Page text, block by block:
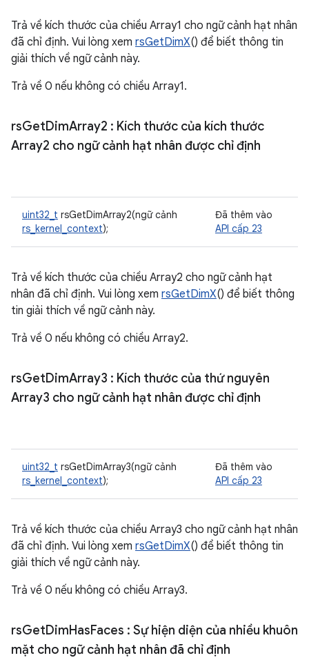
Trả về kích thước của chiều Array1 cho ngữ cảnh hạt nhân
đã chỉ định. Vui lòng xem rsGetDimX() để biết thông tin
giải thích về ngữ cảnh này.
Trả về 0 nếu không có chiều Array1.
rsGetDimArray2 : Kích thước của kích thước
Array2 cho ngữ cảnh hạt nhân được chỉ định
uint32_t rsGetDimArray2(ngữ cảnh
rs_kernel_context);
Đã thêm vào
API cấp 23
Trả về kích thước của chiều Array2 cho ngữ cảnh hạt
nhân đã chỉ định. Vui lòng xem rsGetDimX() để biết thông
tin giải thích về ngữ cảnh này.
Trả về 0 nếu không có chiều Array2.
rsGetDimArray3 : Kích thước của thứ nguyên
Array3 cho ngữ cảnh hạt nhân được chỉ định
uint32_t rsGetDimArray3(ngữ cảnh
rs_kernel_context);
Đã thêm vào
API cấp 23
Trả về kích thước của chiều Array3 cho ngữ cảnh hạt nhân
đã chỉ định. Vui lòng xem rsGetDimX() để biết thông tin
giải thích về ngữ cảnh này.
Trả về 0 nếu không có chiều Array3.
rsGetDimHasFaces : Sự hiện diện của nhiều khuôn
mặt cho ngữ cảnh hạt nhân đã chỉ định